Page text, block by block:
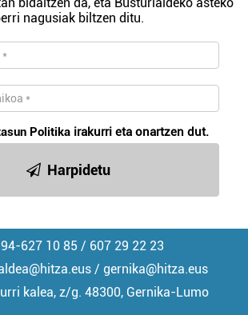
nagusiak biltzen ditu.
Politika irakurri eta onartzen dut.
Harpidetu
94-627 10 85 / 607 29 22 23
/ gernika@hitza.eus
kalea, z/g. 48300, Gernika-Lumo